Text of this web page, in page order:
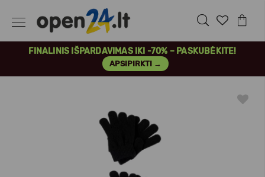
FINALINIS IŠPARDAVIMAS IKI -70% – PASKUBĖKITE!
APSIPIRKTI →